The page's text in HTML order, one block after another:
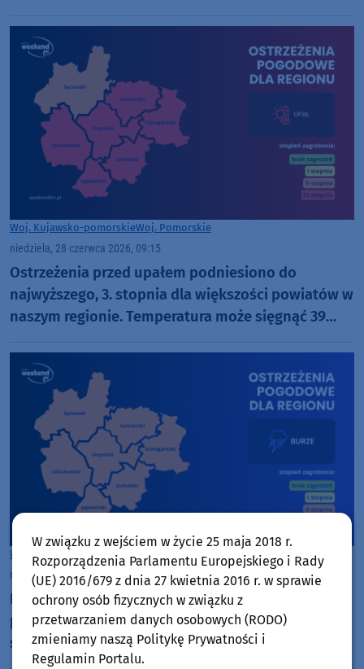
Woj. Kujawsko-pomorskieWoj. Pomorskie
niedziela, 28 czerwca 2026, 09:15
Ostrzeżenia przed upałem podniesiono do
najwyższego, 3. stopnia dla większości powiatów w
naszym regionie. Temperatura może sięgnąć 39
Woj. Kujawsko-pomorskie Woj. Pomorskie
niedziela, 28 czerwca 2026, 09:02
Nie tylko upał. Wydano ostrzeżenia 2. stopnia
przed burzami dla całego naszego regionu. Może
silnie padać i wiać w porywach do 100 km/h
W związku z wejściem w życie 25 maja 2018 r.
Rozporządzenia Parlamentu Europejskiego i Rady
(UE) 2016/679 z dnia 27 kwietnia 2016 r. w sprawie
ochrony osób fizycznych w związku z
przetwarzaniem danych osobowych (RODO)
zmieniamy naszą Politykę Prywatności i
Regulamin Portalu.